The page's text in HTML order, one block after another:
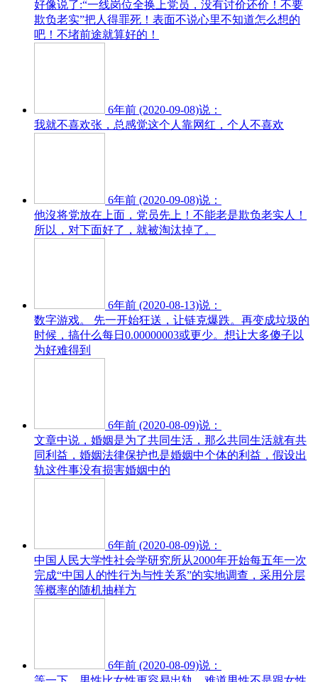
好像说了:“一线岗位全换上党员，没有讨价还价！不要
欺负老实”把人得罪死！表面不说心里不知道怎么想的
吧！不堵前途就算好的！
6年前 (2020-09-08)说：
我就不喜欢张，总感觉这个人靠网红，个人不喜欢
6年前 (2020-09-08)说：
他沒将党放在上面，党员先上！不能老是欺负老实人！
所以，对下面好了，就被淘汰掉了。
6年前 (2020-08-13)说：
数字游戏。 先一开始狂送，让链克爆跌。再变成垃圾的
时候，搞什么每日0.00000003或更少。想让大多傻子以
为好难得到
6年前 (2020-08-09)说：
文章中说，婚姻是为了共同生活，那么共同生活就有共
同利益，婚姻法律保护也是婚姻中个体的利益，假设出
轨这件事没有损害婚姻中的
6年前 (2020-08-09)说：
中国人民大学性社会学研究所从2000年开始每五年一次
完成“中国人的性行为与性关系”的实地调查，采用分层
等概率的随机抽样方
6年前 (2020-08-09)说：